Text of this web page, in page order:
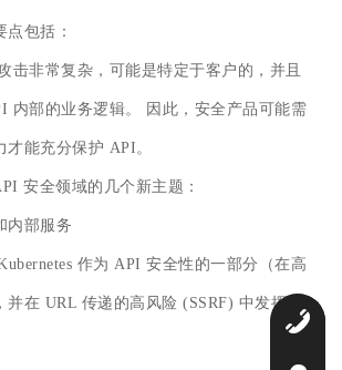
包括：
击非常复杂，可能是特定于客户的，并且
内部的业务逻辑。 因此，安全产品可能需
能充分保护 API。
安全领域的几个新主题：
内部服务
作为 API 安全性的一部分（在高
在 URL 传递的高风险 (SSRF) 中发挥作